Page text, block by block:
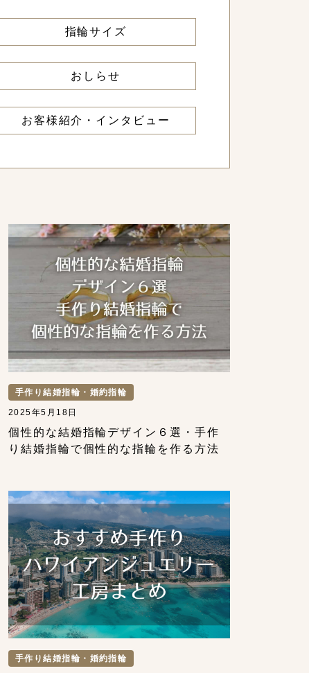
指輪サイズ
おしらせ
お客様紹介・インタビュー
手作り結婚指輪・婚約指輪
2025年5月18日
個性的な結婚指輪デザイン６選・手作
り結婚指輪で個性的な指輪を作る方法
手作り結婚指輪・婚約指輪